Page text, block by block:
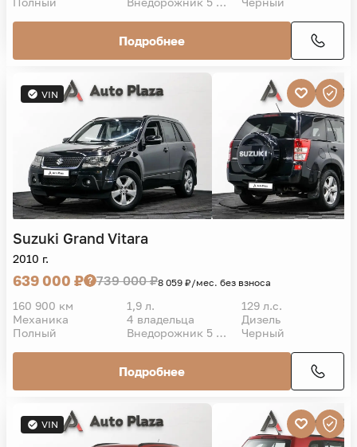
Подробнее
VIN
Suzuki Grand Vitara
2010 г.
639 000 ₽ 739 000 ₽8 059 ₽/мес. без взноса
160 900 км 1,9 л.
129 л.с.
Механика
4 владельца
Дизель
Полный
Внедорожник 5 дв. Черный
Подробнее
VIN